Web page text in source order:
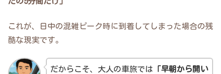
これが、日中の混雑ピーク時に到着してしまった場合の残
酷な現実です。
だからこそ、大人の車旅では 「早朝から開い